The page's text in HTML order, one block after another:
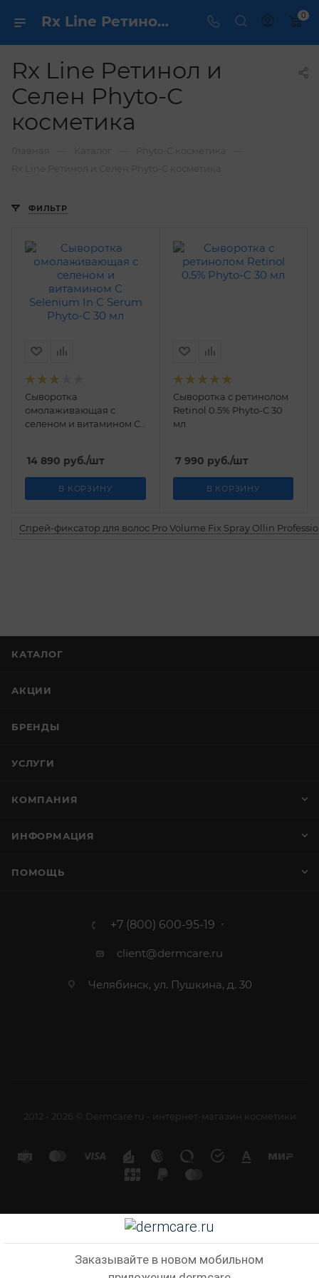
Rx Line Ретинол и Селен Phyto-С косметика / dermcare.ru 0
Rx Line Ретинол и
Селен Phyto-С
косметика
ФИЛЬТР
Сыворотка
омолаживающая с
селеном и витамином С
14 890 руб./шт
В КОРЗИНУ
Сыворотка с ретинолом
Retinol 0.5% Phyto-C 30
мл
7 990 руб./шт
В КОРЗИНУ
Спрей-фиксатор для волос Pro Volume Fix Spray Ollin
КАТАЛОГ
АКЦИИ
БРЕНДЫ
УСЛУГИ
КОМПАНИЯ
ИНФОРМАЦИЯ
ПОМОЩЬ
+7 (800) 600-95-19
client@dermcare.ru
Челябинск, ул. Пушкина, д. 30
2012 - 2026 © Dermcare.ru - интернет-магазин косметики
Заказывайте в новом мобильном